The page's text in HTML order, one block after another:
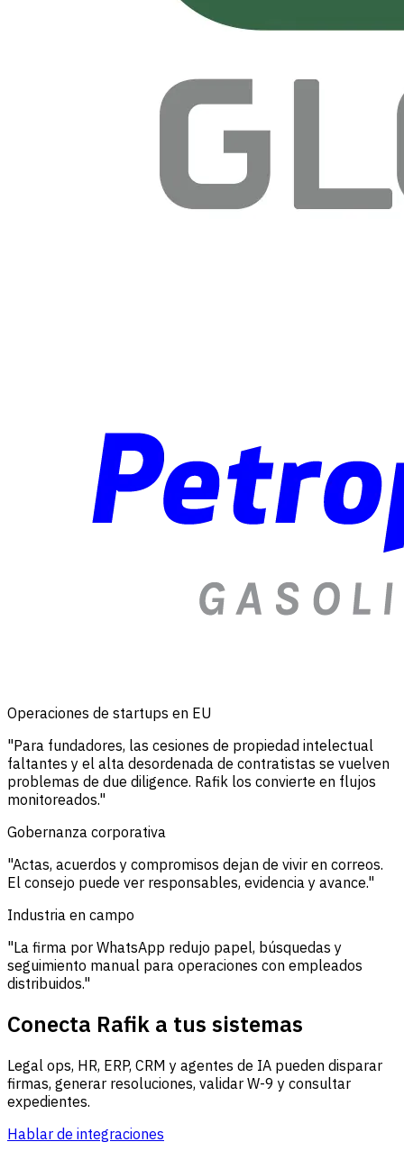
Operaciones de startups en EU
"Para fundadores, las cesiones de propiedad intelectual
faltantes y el alta desordenada de contratistas se vuelven
problemas de due diligence. Rafik los convierte en flujos
monitoreados."
Gobernanza corporativa
"Actas, acuerdos y compromisos dejan de vivir en correos.
El consejo puede ver responsables, evidencia y avance."
Industria en campo
"La firma por WhatsApp redujo papel, búsquedas y
seguimiento manual para operaciones con empleados
distribuidos."
Conecta Rafik a tus sistemas
Legal ops, HR, ERP, CRM y agentes de IA pueden disparar
firmas, generar resoluciones, validar W-9 y consultar
expedientes.
Hablar de integraciones